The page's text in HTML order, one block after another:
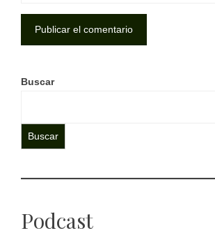
Buscar
Buscar
Podcast